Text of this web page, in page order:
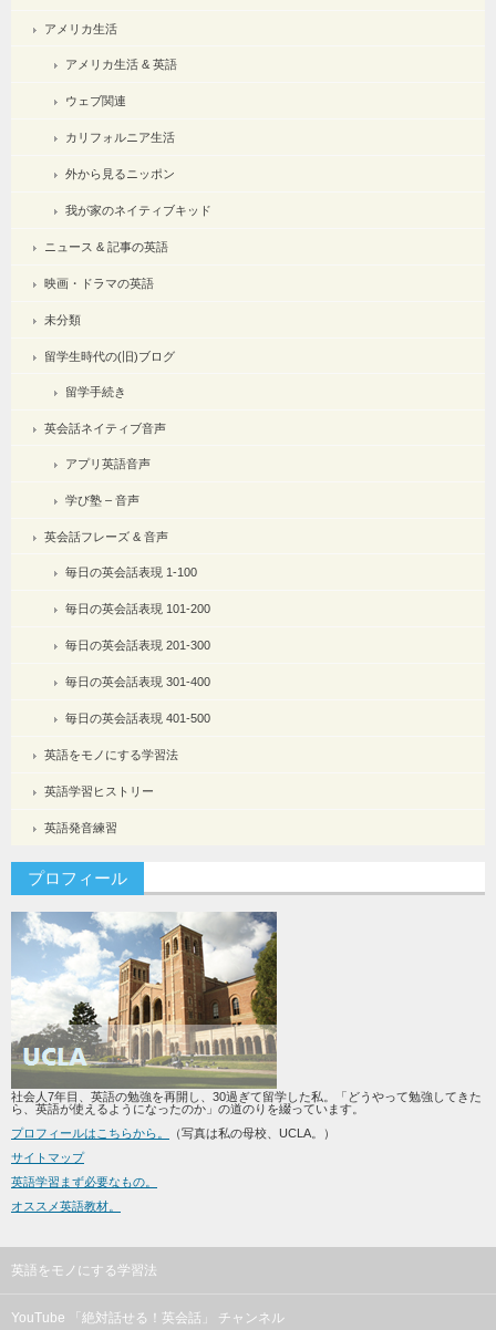
アメリカ生活
アメリカ生活 & 英語
ウェブ関連
カリフォルニア生活
外から見るニッポン
我が家のネイティブキッド
ニュース & 記事の英語
映画・ドラマの英語
未分類
留学生時代の(旧)ブログ
留学手続き
英会話ネイティブ音声
アプリ英語音声
学び塾 – 音声
英会話フレーズ & 音声
毎日の英会話表現 1-100
毎日の英会話表現 101-200
毎日の英会話表現 201-300
毎日の英会話表現 301-400
毎日の英会話表現 401-500
英語をモノにする学習法
英語学習ヒストリー
英語発音練習
プロフィール
社会人7年目、英語の勉強を再開し、30過ぎて留学した私。「どうやって勉強してきた
ら、英語が使えるようになったのか」の道のりを綴っています。
プロフィールはこちらから。
（写真は私の母校、UCLA。）
サイトマップ
英語学習まず必要なもの。
オススメ英語教材。
英語をモノにする学習法
YouTube 「絶対話せる！英会話」 チャンネル